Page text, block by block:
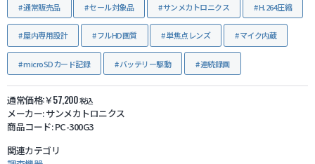
通常販売品 セール対象品 サンメカトロニクス H.264圧縮
屋内専用設計 フルHD画質 単焦点レンズ マイク内蔵
microSDカード記録 バッテリー駆動 連続録画
通常価格:￥57,200 税込
メーカー:サンメカトロニクス
商品コード:PC-300G3
関連カテゴリ
カートを見る
新規会員登録
お気に入り